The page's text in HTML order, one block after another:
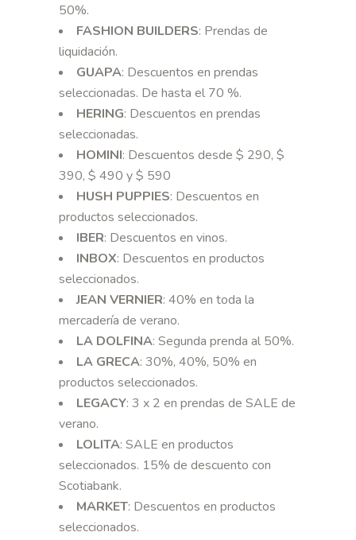
50%.
FASHION BUILDERS: Prendas de
liquidación.
GUAPA: Descuentos en prendas
seleccionadas. De hasta el 70 %.
HERING: Descuentos en prendas
seleccionadas.
HOMINI: Descuentos desde $ 290, $
390, $ 490 y $ 590
HUSH PUPPIES: Descuentos en
productos seleccionados.
IBER: Descuentos en vinos.
INBOX: Descuentos en productos
seleccionados.
JEAN VERNIER: 40% en toda la
mercadería de verano.
LA DOLFINA: Segunda prenda al 50%.
LA GRECA: 30%, 40%, 50% en
productos seleccionados.
LEGACY: 3 x 2 en prendas de SALE de
verano.
LOLITA: SALE en productos
seleccionados. 15% de descuento con
Scotiabank.
MARKET: Descuentos en productos
seleccionados.